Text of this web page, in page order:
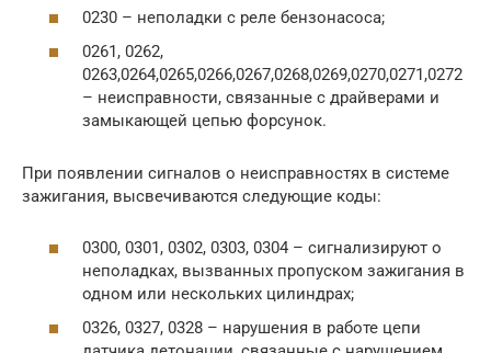
0230 – неполадки с реле бензонасоса;
0261, 0262,
0263,0264,0265,0266,0267,0268,0269,0270,0271,0272
– неисправности, связанные с драйверами и
замыкающей цепью форсунок.
При появлении сигналов о неисправностях в системе
зажигания, высвечиваются следующие коды:
0300, 0301, 0302, 0303, 0304 – сигнализируют о
неполадках, вызванных пропуском зажигания в
одном или нескольких цилиндрах;
0326, 0327, 0328 – нарушения в работе цепи